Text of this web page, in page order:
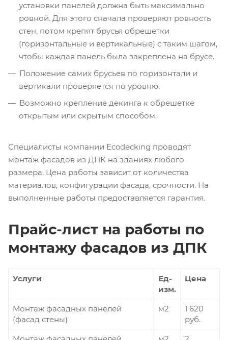
установки панелей должна быть максимально
ровной. Для этого сначала проверяют ровность
стен, потом крепят брусья обрешетки
(горизонтальные и вертикальные) с таким шагом,
чтобы каждая панель была закреплена на брусе.
Положение самих брусьев по горизонтали и
вертикали проверяется по уровню.
Возможно крепление декинга к обрешетке
открытым или скрытым способом.
Специалисты компании Ecodecking проводят
монтаж фасадов из ДПК на зданиях любого
размера. Цена работы зависит от количества
материалов, конфигурации фасада, срочности. На
выполненные работы предоставляется гарантия.
Прайс-лист на работы по
монтажу фасадов из ДПК
Услуги
Ед-
изм.
Цена
Монтаж фасадных панелей
(фасад стены)
м2
1 620
руб.